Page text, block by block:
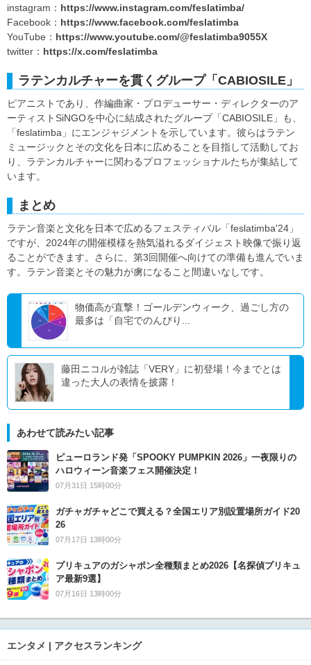
instagram： https://www.instagram.com/feslatimba/
Facebook： https://www.facebook.com/feslatimba
YouTube： https://www.youtube.com/@feslatimba9055X
twitter： https://x.com/feslatimba
ラテンカルチャーを貫くグループ「CABIOSILE」
ピアニストであり、作編曲家・プロデューサー・ディレクターのア
ーティストSiNGOを中心に結成されたグループ「CABIOSILE」も、
「feslatimba」にエンジャジメントを示しています。彼らはラテン
ミュージックとその文化を日本に広めることを目指して活動してお
り、ラテンカルチャーに関わるプロフェッショナルたちが集結して
います。
まとめ
ラテン音楽と文化を日本で広めるフェスティバル「feslatimba'24」
ですが、2024年の開催模様を熱気溢れるダイジェスト映像で振り返
ることができます。さらに、第3回開催へ向けての準備も進んでいま
す。ラテン音楽とその魅力が虜になること間違いなしです。
物価高が直撃！ゴールデンウィーク、過ごし方の
最多は「自宅でのんびり...
藤田ニコルが雑誌「VERY」に初登場！今までとは
違った大人の表情を披露！
あわせて読みたい記事
ピューロランド発「SPOOKY PUMPKIN 2026」一夜限りの
ハロウィーン音楽フェス開催決定！
07月31日 15時00分
ガチャガチャどこで買える？全国エリア別設置場所ガイド20
26
07月17日 13時00分
プリキュアのガシャポン全種類まとめ2026【名探偵プリキュ
ア最新9選】
07月16日 13時00分
エンタメ | アクセスランキング